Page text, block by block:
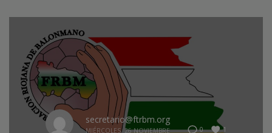
0 1
secretario@ftrbm.org
MIÉRCOLES, 26 NOVIEMBRE